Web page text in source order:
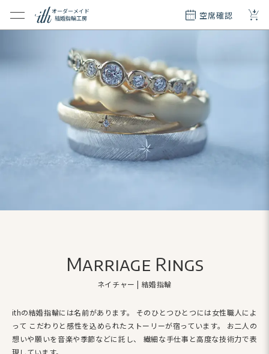
オーダーメイド
結婚指輪工房
空席確認 +
メイド
ネイチャー | 結婚指輪
Marriage Rings
ithの結婚指輪には名前があります。
そのひとつひとつには女性職人によ
って こだわりと感性を込められたストーリーが宿っています。
お二人の
想いや願いを音楽や季節などに託し、
繊細な手仕事と高度な技術力で表
現しています。